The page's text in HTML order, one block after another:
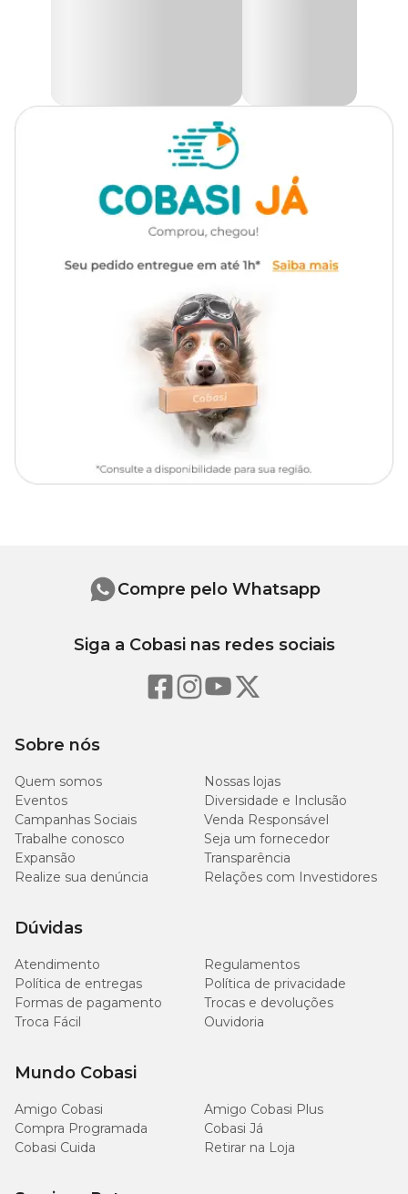
explore livremente o espaço com segurança. Escolha a
Gaiola
um lar confortável, seguro e fácil de manter.
Aqui na Cobasi você encontra gaiolas e acessórios para porquinho-
da-Índia, roedores e coelhos. Aproveite opreço da Gaiola
Jaulinha Porquinho-da-Índia Bragançaque está especial!
Compre pelo site, App ou em nossas lojas físicas.
Medidas aproximadas
Largura
35 cm
Sobre nós
Quem somos
Nossas lojas
Eventos
Diversidade e Inclusão
Campanhas Sociais
Venda Responsável
Trabalhe conosco
Seja um fornecedor
Expansão
Transparência
Realize sua denúncia
Relações com Investidores
Dúvidas
Atendimento
Regulamentos
Política de entregas
Política de privacidade
Formas de pagamento
Trocas e devoluções
Troca Fácil
Ouvidoria
Mundo Cobasi
Amigo Cobasi
Amigo Cobasi Plus
Compra Programada
Cobasi Já
Cobasi Cuida
Retirar na Loja
Compre pelo Whatsapp
Siga a Cobasi nas redes sociais